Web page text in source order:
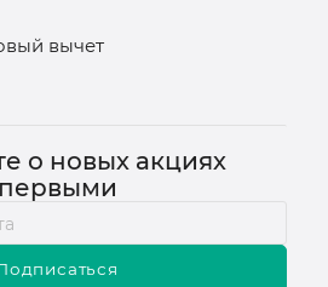
вычет
о новых акциях
первыми